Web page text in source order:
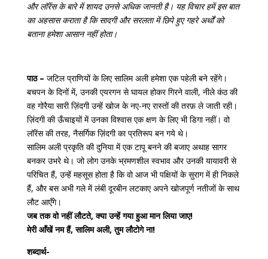
और लॉरेंस के बारे में शायद उनसे अधिक जानती है। यह विचार हमें इस बात
का अहसास कराता है कि सादगी और सरलता में छिपे हुए गहरे अर्थों को
बताना हमेशा आसान नहीं होता।
पाठ – जटिल प्राणियों के लिए सालिम अली हमेशा एक पहेली बने रहेंगे।
बचपन के दिनों में, उनकी एयरगन से घायल होकर गिरने वाली, नीले कंठ की
वह गोरैया सारी ज़िंदगी उन्हें खोज के नए-नए रास्तों की तरफ़ ले जाती रही।
ज़िंदगी की ऊँचाइयों में उनका विश्वास एक क्षण के लिए भी डिगा नहीं। वो
लॉरेंस की तरह, नैसर्गिक ज़िंदगी का प्रतिरूप बन गये थे।
सालिम अली प्रकृति की दुनिया में एक टापू बनने की बजाए अथाह सागर
बनकर उभरे थे। जो लोग उनके भ्रमणशील स्वभाव और उनकी यायावरी से
परिचित हैं, उन्हें महसूस होता है कि वो आज भी पक्षियों के सुराग में ही निकले
हैं, और बस अभी गले में लंबी दूरबीन लटकाए अपने खोजपूर्ण नतीजों के साथ
लौट आएँगे।
जब तक वो नहीं लौटते, क्या उन्हें गया हुआ मान लिया जाए!
मेरी आँखें नम हैं, सालिम अली, तुम लौटोगे ना!
शब्दार्थ-